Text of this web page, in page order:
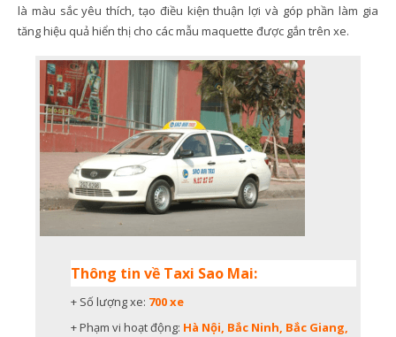
là màu sắc yêu thích, tạo điều kiện thuận lợi và góp phần làm gia
tăng hiệu quả hiển thị cho các mẫu maquette được gắn trên xe.
Thông tin về Taxi Sao Mai:
+ Số lượng xe: 700 xe
+ Phạm vi hoạt động: Hà Nội, Bắc Ninh, Bắc Giang,